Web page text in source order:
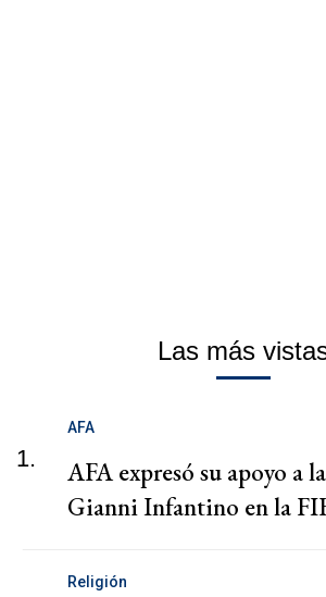
Las más
1.
AFA
AFA expresó su apoyo a
Gianni Infantino en la
Religión